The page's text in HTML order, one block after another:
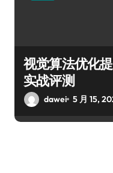
视觉算法优化
实战评测
dawei 5 月 15,